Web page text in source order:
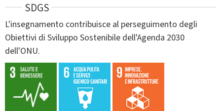
SDGS
L'insegnamento contribuisce al perseguimento degli
Obiettivi di Sviluppo Sostenibile dell'Agenda 2030
dell'ONU.